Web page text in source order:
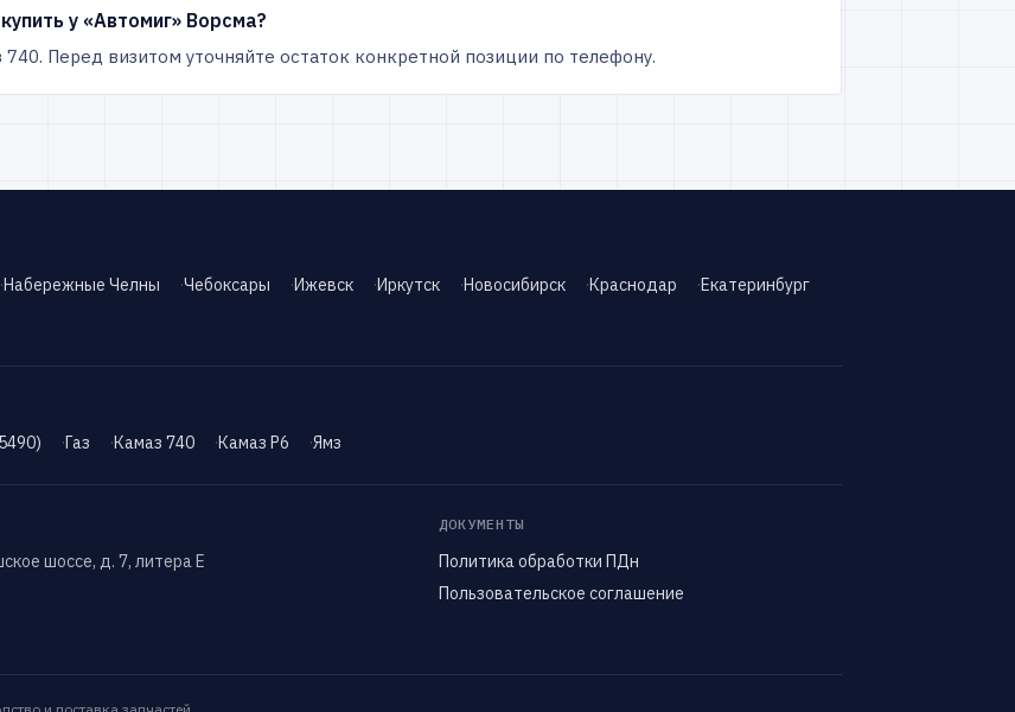
у «Автомиг» Ворсма?
Перед визитом уточняйте остаток конкретной позиции по телефону.
Набережные Челны Чебоксары Ижевск Иркутск Новосибирск Краснодар
Екатеринбург
Газ Камаз 740 Камаз Р6 Ямз
шоссе, д. 7, литера Е
ДОКУМЕНТЫ
Политика обработки ПДн
Пользовательское соглашение